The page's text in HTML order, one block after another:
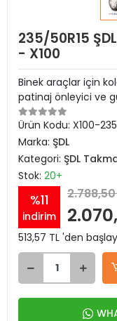
235/50R15
- X100
Binek araçlar için
patinaj önleyici ve
Ürün Kodu: X100-
Marka: ŞDL
Kategori: ŞDL
Stok: 20+
%11
indirim
2.788,50
513,57 TL 'den